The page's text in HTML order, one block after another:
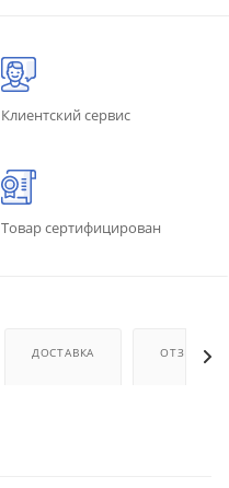
Клиентский сервис
Товар сертифицирован
ДОСТАВКА ОТЗЫВЫ